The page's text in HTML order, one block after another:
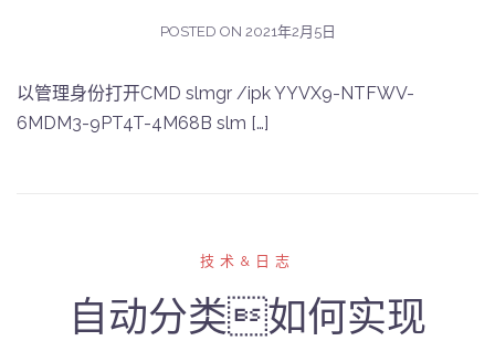
POSTED ON 2021年2月5日
以管理身份打开CMD slmgr /ipk YYVX9-NTFWV-
6MDM3-9PT4T-4M68B slm […]
技术&日志
自动分类如何实现